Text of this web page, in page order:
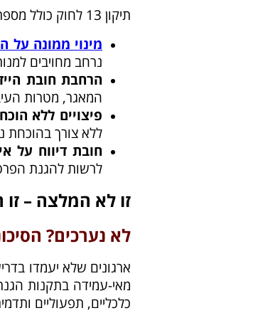
תיקון 13 לחוק כולל מספר חובות חדשות על ארגונים:
מינוי ממונה על
נרחב מחויבים
הרחבת חובת
המאגר, מטרות
פיצויים ללא
ללא צורך בהוכחת
חובת דיווח על
לרשות להגנת הפרטיות
זו לא המלצה –
לא נערכים?
ארגונים שלא יעמדו
מאי-עמידה בתקנות
כלכליים, תפעוליים